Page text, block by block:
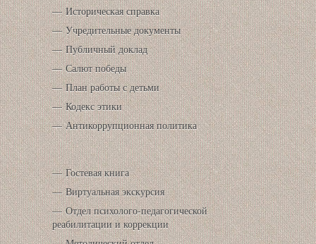
Историческая справка
Учредительные документы
Публичный доклад
Салют победы
План работы с детьми
Кодекс этики
Антикоррупционная политика
Гостевая книга
Виртуальная экскурсия
Отдел психолого-педагогической
реабилитации и коррекции